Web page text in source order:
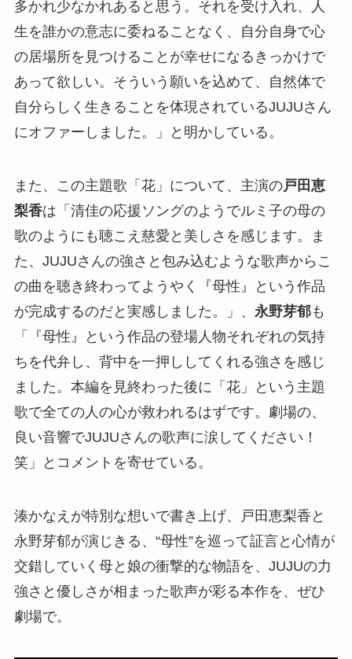
多かれ少なかれあると思う。それを受け入れ、人
生を誰かの意志に委ねることなく、自分自身で心
の居場所を見つけることが幸せになるきっかけで
あって欲しい。そういう願いを込めて、自然体で
自分らしく生きることを体現されているJUJUさん
にオファーしました。」と明かしている。
また、この主題歌「花」について、主演の戸田恵
梨香は「清佳の応援ソングのようでルミ子の母の
歌のようにも聴こえ慈愛と美しさを感じます。ま
た、JUJUさんの強さと包み込むような歌声からこ
の曲を聴き終わってようやく『母性』という作品
が完成するのだと実感しました。」、 永野芽郁も
「『母性』という作品の登場人物それぞれの気持
ちを代弁し、背中を一押ししてくれる強さを感じ
ました。本編を見終わった後に「花」という主題
歌で全ての人の心が救われるはずです。劇場の、
良い音響でJUJUさんの歌声に涙してください！
笑」とコメントを寄せている。
湊かなえが特別な想いで書き上げ、戸田恵梨香と
永野芽郁が演じきる、“母性”を巡って証言と心情が
交錯していく母と娘の衝撃的な物語を、JUJUの力
強さと優しさが相まった歌声が彩る本作を、ぜひ
劇場で。